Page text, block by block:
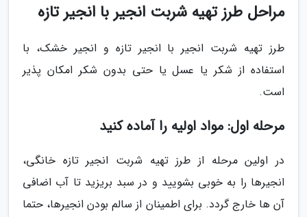
مراحل طرز تهیه شربت انجیر با انجیر تازه
طرز تهیه شربت انجیر با انجیر تازه و انجیر خشک، با
استفاده از شکر یا عسل یا حتی بدون شکر امکان پذیر
است.
مرحله اول: مواد اولیه را آماده کنید
در اولین مرحله از طرز تهیه شربت انجیر تازه خانگی،
انجیرها را به خوبی بشویید و در سبد بریزید تا آب اضافی
آن ها خارج گردد. برای اطمینان از سالم بودن انجیرها، حتما